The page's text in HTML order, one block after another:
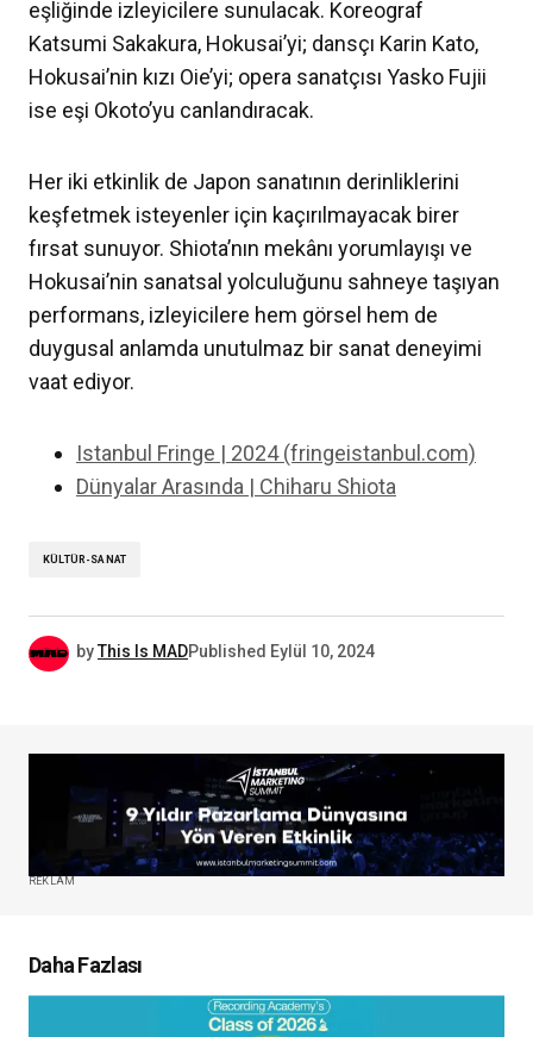
eşliğinde izleyicilere sunulacak. Koreograf
Katsumi Sakakura, Hokusai’yi; dansçı Karin Kato,
Hokusai’nin kızı Oie’yi; opera sanatçısı Yasko Fujii
ise eşi Okoto’yu canlandıracak.
Her iki etkinlik de Japon sanatının derinliklerini
keşfetmek isteyenler için kaçırılmayacak birer
fırsat sunuyor. Shiota’nın mekânı yorumlayışı ve
Hokusai’nin sanatsal yolculuğunu sahneye taşıyan
performans, izleyicilere hem görsel hem de
duygusal anlamda unutulmaz bir sanat deneyimi
vaat ediyor.
Istanbul Fringe | 2024 (fringeistanbul.com)
Dünyalar Arasında | Chiharu Shiota
KÜLTÜR-SANAT
byThis Is MADPublished Eylül 10, 2024
REKLAM
Daha Fazlası